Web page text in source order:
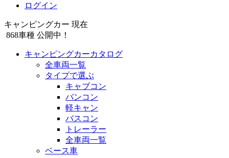
ログイン
キャンピングカー 現在
868車種 公開中！
キャンピングカーカタログ
全車両一覧
タイプで選ぶ
キャブコン
バンコン
軽キャン
バスコン
トレーラー
全車両一覧
ベース車